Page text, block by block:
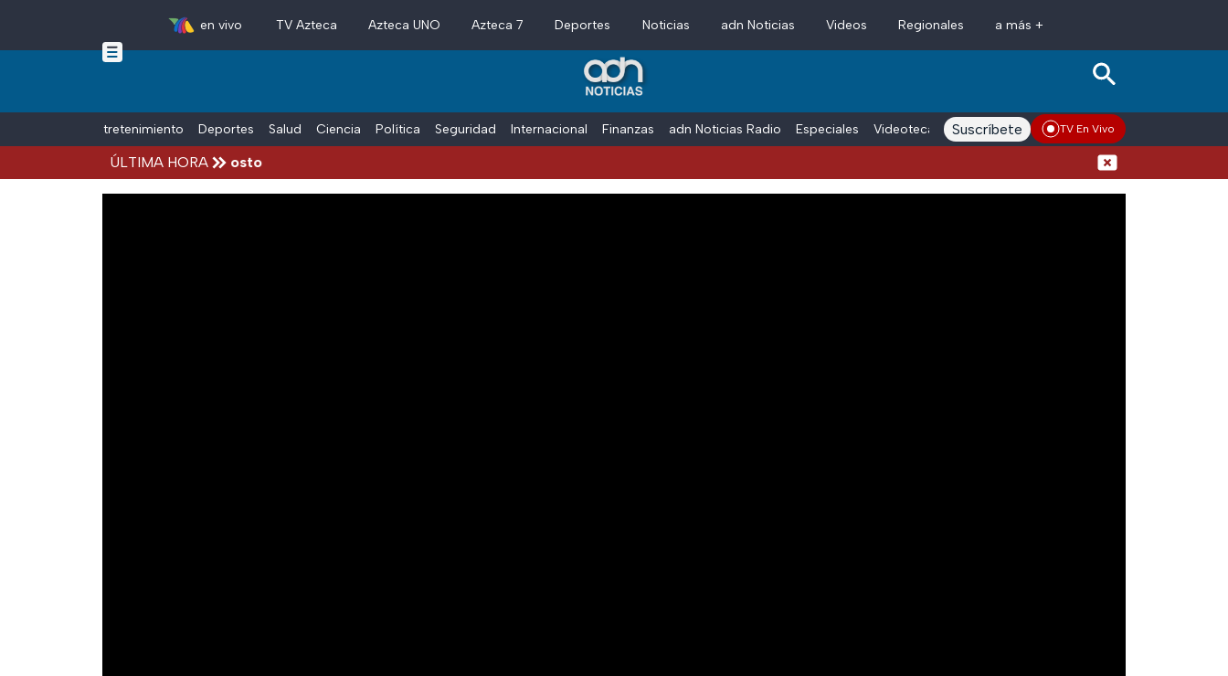
Skip to main content
en vivo TV Azteca Azteca UNO Azteca 7 Deportes Noticias adn Noticias Videos Regionales a más +
Entretenimiento Deportes Salud Ciencia Política Seguridad Internacional Finanzas adn Noticias Radio Especiales Videoteca Conductores Voces adn Noticias
Suscríbete TV En Vivo
ÚLTIMA HORA
hoy viernes 7 de agosto